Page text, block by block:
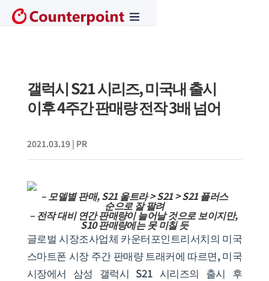
갤럭시 S21 시리즈, 미국내 출시
이후 4주간 판매량 전작 3배 넘어
2021.03.19| PR
–모델별 판매, S21 울트라 > S21 > S21 플러스
순으로 잘 팔려
– 전작 대비 연간 판매량이 늘어날 것으로 보이지만,
S10 판매량에는 못 미칠 듯
글로벌 시장조사업체 카운터포인트리서치의 미국
스마트폰 시장 주간 판매량 트래커에 따르면, 미국
시장에서 삼성 갤럭시 S21 시리즈의 출시 후